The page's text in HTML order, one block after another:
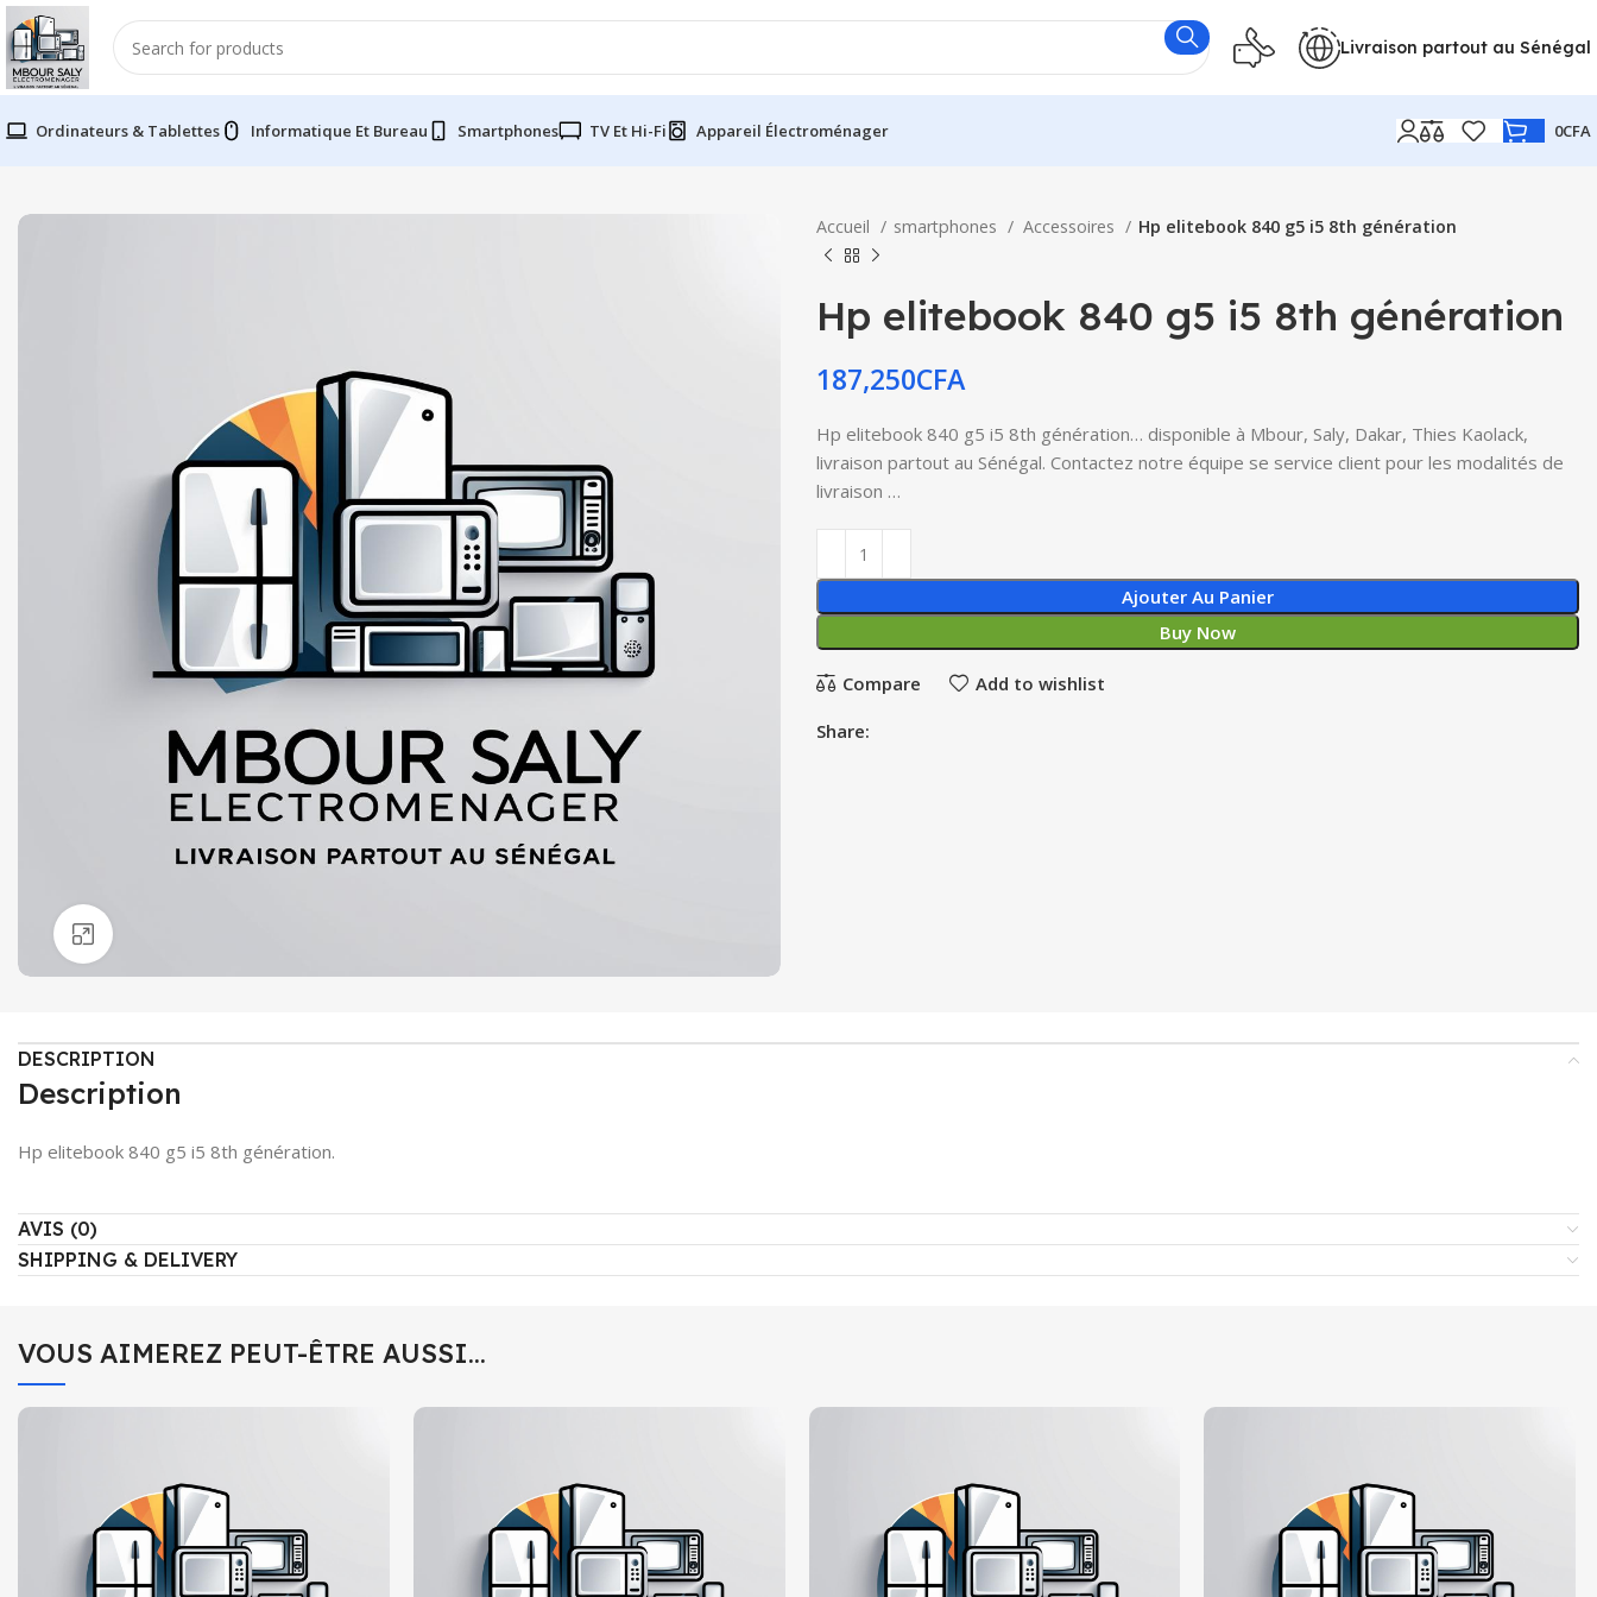
Livraison partout au Sénégal
Ordinateurs & Tablettes Informatique Et Bureau Smartphones TV Et Hi-Fi Appareil Électroménager 0CFA
Accueil smartphones Accessoires Hp elitebook 840 g5 i5 8th génération
Hp elitebook 840 g5 i5 8th génération
187,250CFA
Hp elitebook 840 g5 i5 8th génération… disponible à Mbour, Saly, Dakar, Thies Kaolack,
livraison partout au Sénégal. Contactez notre équipe se service client pour les modalités de
livraison …
Ajouter Au Panier
Buy Now
Compare Add to wishlist
Share:
DESCRIPTION
Description
Hp elitebook 840 g5 i5 8th génération.
AVIS (0)
SHIPPING & DELIVERY
VOUS AIMEREZ PEUT-ÊTRE AUSSI…